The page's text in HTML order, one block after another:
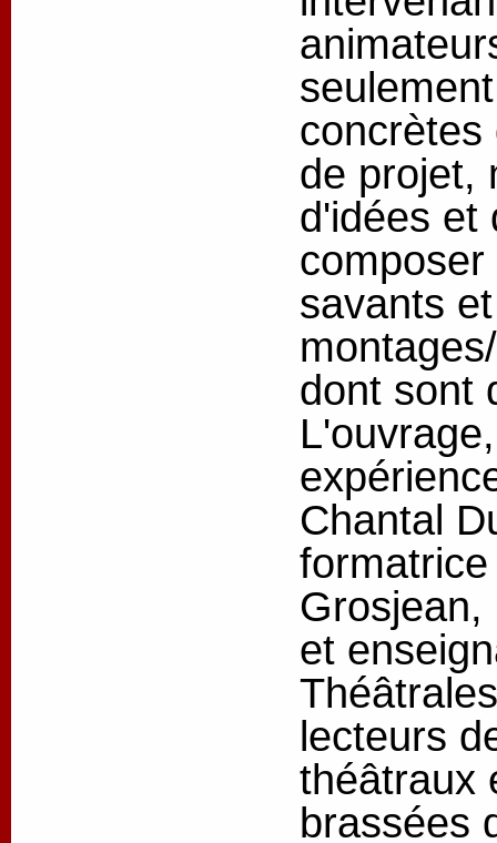
concrètes
de projet,
d'idées et
savants
dont sont
Chantal
et
lecteurs
théâtraux
brassées